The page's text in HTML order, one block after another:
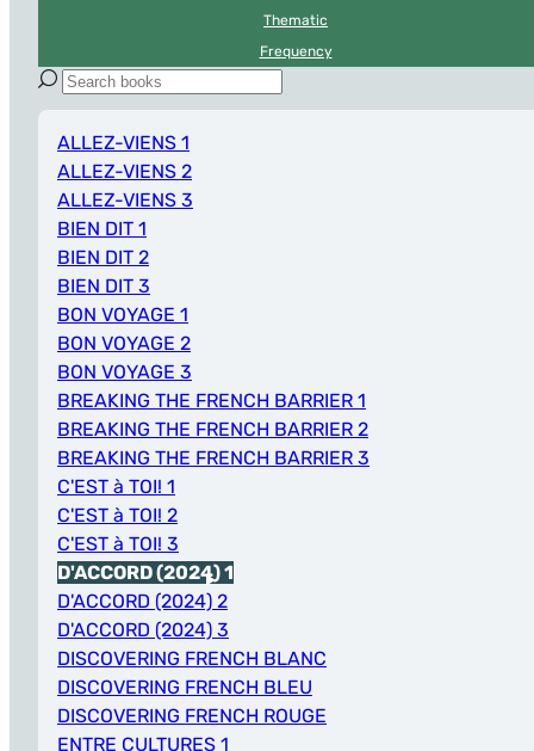
Thematic
Frequency
ALLEZ-VIENS 1
ALLEZ-VIENS 2
ALLEZ-VIENS 3
BIEN DIT 1
BIEN DIT 2
BIEN DIT 3
BON VOYAGE 1
BON VOYAGE 2
BON VOYAGE 3
BREAKING THE FRENCH BARRIER 1
BREAKING THE FRENCH BARRIER 2
BREAKING THE FRENCH BARRIER 3
C'EST à TOI! 1
C'EST à TOI! 2
C'EST à TOI! 3
D'ACCORD (2024) 1
D'ACCORD (2024) 2
D'ACCORD (2024) 3
DISCOVERING FRENCH BLANC
DISCOVERING FRENCH BLEU
DISCOVERING FRENCH ROUGE
ENTRE CULTURES 1